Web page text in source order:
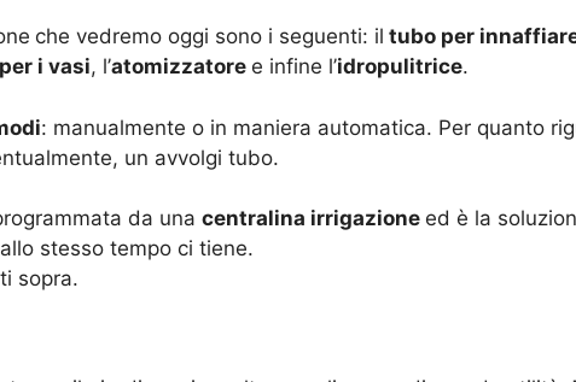
che vedremo oggi sono i seguenti: il tubo per
i vasi, l’atomizzatore e infine l’idropulitrice.
: manualmente o in maniera automatica. Per quanto
un avvolgi tubo.
da una centralina irrigazione ed è la
stesso tempo ci tiene.
sopra.